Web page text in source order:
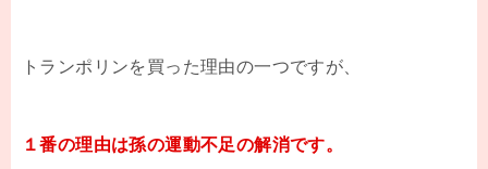
トランポリンを買った理由の一つですが、
１番の理由は孫の運動不足の解消です。